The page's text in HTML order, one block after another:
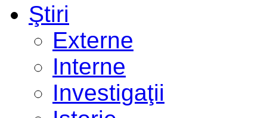
Ştiri
Externe
Interne
Investigaţii